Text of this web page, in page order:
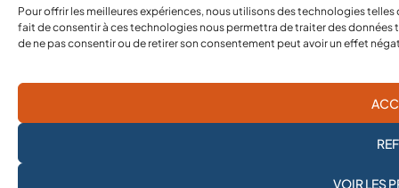
Pour offrir les meilleures expériences, nous utilisons des technologies
fait de consentir à ces technologies nous permettra de traiter des
de ne pas consentir ou de retirer son consentement peut avoir un effet
VOIR LES